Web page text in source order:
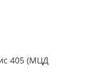
405 (МЦД